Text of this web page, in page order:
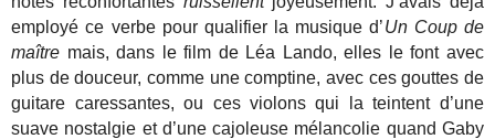
employé ce verbe pour qualifier la musique d’Un Coup de
maître mais, dans le film de Léa Lando, elles le font avec
plus de douceur, comme une comptine, avec ces gouttes de
guitare caressantes, ou ces violons qui la teintent d’une
suave nostalgie et d’une cajoleuse mélancolie quand Gaby